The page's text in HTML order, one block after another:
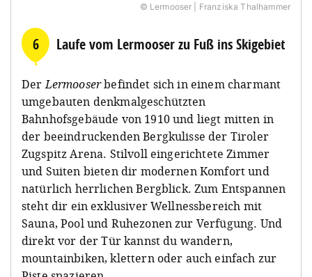
© Lermooser | Franziska Thalhammer
6 Laufe vom Lermooser zu Fuß ins Skigebiet
DerLermooserbefindet sich in einem charmant
umgebauten denkmalgeschützten
Bahnhofsgebäude von 1910 und liegt mitten in
der beeindruckenden Bergkulisse der Tiroler
Zugspitz Arena. Stilvoll eingerichtete Zimmer
und Suiten bieten dir modernen Komfort und
natürlich herrlichen Bergblick. Zum Entspannen
steht dir ein exklusiver Wellnessbereich mit
Sauna, Pool und Ruhezonen zur Verfügung. Und
direkt vor der Tür kannst du wandern,
mountainbiken, klettern oder auch einfach zur